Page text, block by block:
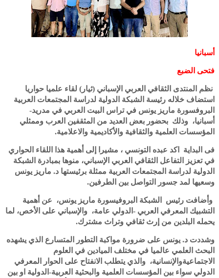
أسبانيا
فتحى الضبع
نظم المنتدى الثقافي العربي الإسباني (ثيار) لقاء علميا حواريا
استضاف خلاله رئيسة الشبكة الدولية لدراسة المجتمعات العربية
البروفسورة ماريز يونس في تراس البيت العربي في مدريد-
أسبانيا، وذلك بحضور بعض العديد من المثقفين العرب وممثلي
المؤسسات العلمية والثقافية والأكاديمية والاعلامية.
فى البداية اكد عبده التونسي ، مشيرا إلى أهمية هذا اللقاء الحواري
في تعزيز التفاعل الثقافي العربي الإسباني، منوها بمبادرة الشبكة
الدولية لدراسة المجتمعات العربية ممثلة برئيستها د. ماريز يونس
وسعيها لمد جسور التواصل بين الطرفين.
وأضافت رئيس الشبكة البروفيسورة ماريز يونس، عن أهمية
التشبيك المعرفي العربي -الدولي عامة، والإسباني على الأخص، لما
يحمله البلدين من إرث ثقافي وتراث مشترك.
وشددت د. يونس على ضرورة مواكبة التطور المتسارع الذي يشهده
البحث العلمي عالميا في مختلف الميادين في العلوم
الاجتماعيةوالإنسانية، والذي يتطلب الانفتاح على الحوار المعرفي
الدولي سواء بين المؤسسات العلمية والبحثية العربية-الدولية او بين